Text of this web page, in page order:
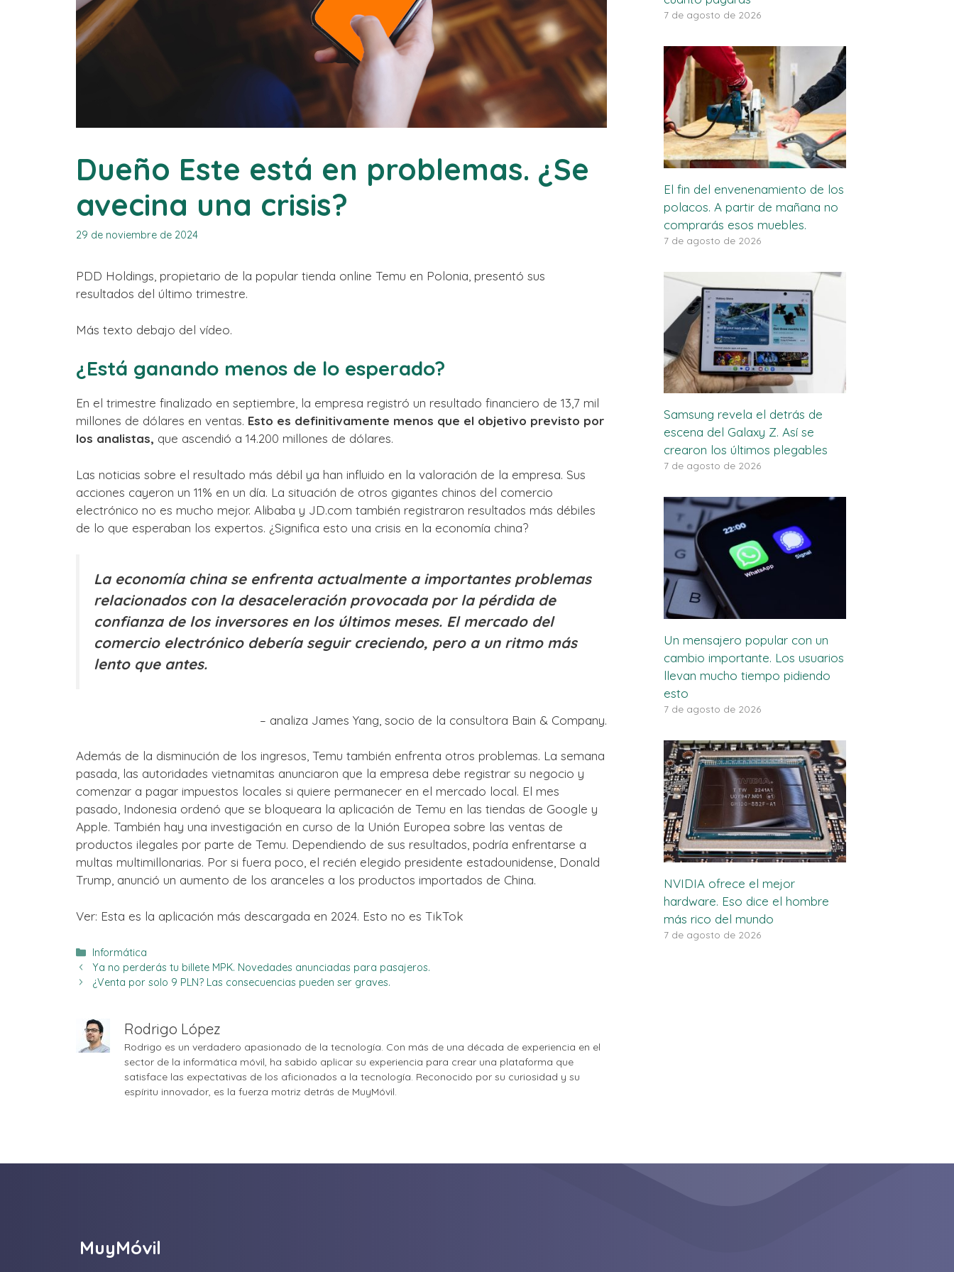
Dueño Este está en problemas. ¿Se
avecina una crisis?
29 de noviembre de 2024
PDD Holdings, propietario de la popular tienda online Temu en Polonia, presentó sus
resultados del último trimestre.
Más texto debajo del vídeo.
¿Está ganando menos de lo esperado?
En el trimestre finalizado en septiembre, la empresa registró un resultado financiero de 13,7 mil
millones de dólares en ventas. Esto es definitivamente menos que el objetivo previsto por
los analistas, que ascendió a 14.200 millones de dólares.
Las noticias sobre el resultado más débil ya han influido en la valoración de la empresa. Sus
acciones cayeron un 11% en un día. La situación de otros gigantes chinos del comercio
electrónico no es mucho mejor. Alibaba y JD.com también registraron resultados más débiles
de lo que esperaban los expertos. ¿Significa esto una crisis en la economía china?
La economía china se enfrenta actualmente a importantes problemas
relacionados con la desaceleración provocada por la pérdida de
confianza de los inversores en los últimos meses. El mercado del
comercio electrónico debería seguir creciendo, pero a un ritmo más
lento que antes.
– analiza James Yang, socio de la consultora Bain & Company.
Además de la disminución de los ingresos, Temu también enfrenta otros problemas. La semana
pasada, las autoridades vietnamitas anunciaron que la empresa debe registrar su negocio y
comenzar a pagar impuestos locales si quiere permanecer en el mercado local. El mes
pasado, Indonesia ordenó que se bloqueara la aplicación de Temu en las tiendas de Google y
Apple. También hay una investigación en curso de la Unión Europea sobre las ventas de
productos ilegales por parte de Temu. Dependiendo de sus resultados, podría enfrentarse a
multas multimillonarias. Por si fuera poco, el recién elegido presidente estadounidense, Donald
Trump, anunció un aumento de los aranceles a los productos importados de China.
Ver: Esta es la aplicación más descargada en 2024. Esto no es TikTok
Categorías
Informática
Ya no perderás tu billete MPK. Novedades anunciadas para pasajeros.
¿Venta por solo 9 PLN? Las consecuencias pueden ser graves.
Rodrigo López
Rodrigo es un verdadero apasionado de la tecnología. Con más de una década de experiencia en el
sector de la informática móvil, ha sabido aplicar su experiencia para crear una plataforma que
satisface las expectativas de los aficionados a la tecnología. Reconocido por su curiosidad y su
espíritu innovador, es la fuerza motriz detrás de MuyMóvil.
7 de agosto de 2026
El fin del envenenamiento de los
polacos. A partir de mañana no
comprarás esos muebles.
7 de agosto de 2026
Samsung revela el detrás de
escena del Galaxy Z. Así se
crearon los últimos plegables
7 de agosto de 2026
Un mensajero popular con un
cambio importante. Los usuarios
llevan mucho tiempo pidiendo
esto
7 de agosto de 2026
NVIDIA ofrece el mejor
hardware. Eso dice el hombre
más rico del mundo
7 de agosto de 2026
MuyMóvil